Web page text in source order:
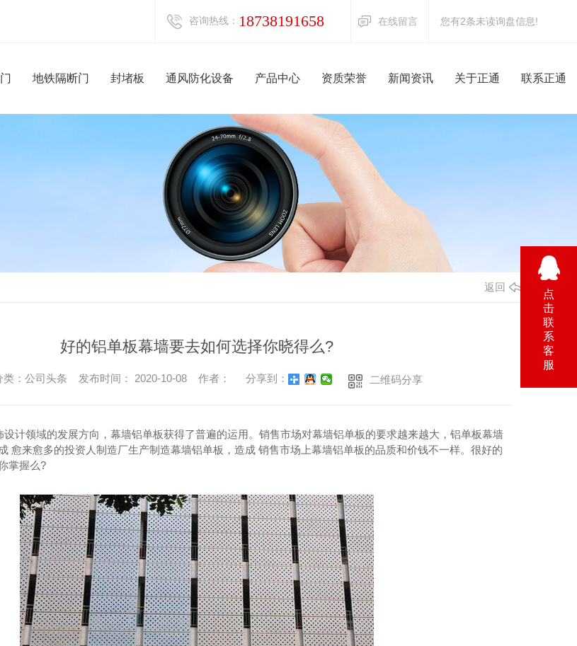
咨询热线： 18738191658 在线留言 您有2条未读询盘信息!
地铁隔断门 封堵板 通风防化设备 产品中心
防护设备 防护设备
混凝土防护密闭门
地铁区间隔断门 地铁区间隔断门
临空墙防护密闭封堵板 临空墙防护密闭封堵板
胶管式防爆波活门 胶管式防爆波活门
通风防化设备 通风防化设备
过滤吸收器 过滤吸收器
电动脚踏两用风机 电动脚踏两用风机
油网除尘器 油网除尘器
手动密闭阀门 手动密闭阀门
资质荣誉 新闻资讯
公司头条
行业资讯
常见问题
时事聚焦
其他 其他
关于正通 联系正通
返回
好的铝单板幕墙要去如何选择你晓得么?
类：公司头条 发布时间： 2020-10-08 作者： 分享到： 二维码分享
计领域的发展方向，幕墙铝单板获得了普遍的运用。销售市场对幕墙铝单板的要求越来越大，铝单板幕墙
愈来愈多的投资人制造厂生产制造幕墙铝单板，造成 销售市场上幕墙铝单板的品质和价钱不一样。很好的
掌握么?
点
击
联
系
客
服